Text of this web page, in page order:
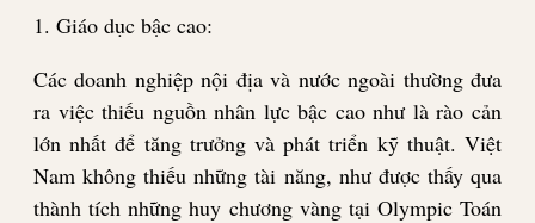
1. Giáo dục bậc cao:
Các doanh nghiệp nội địa và nước ngoài thường đưa
ra việc thiếu nguồn nhân lực bậc cao như là rào cản
lớn nhất để tăng trưởng và phát triển kỹ thuật. Việt
Nam không thiếu những tài năng, như được thấy qua
thành tích những huy chương vàng tại Olympic Toán